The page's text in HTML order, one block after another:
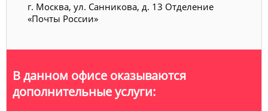
г. Москва, ул. Санникова, д. 13 Отделение
«Почты России»
В данном офисе оказываются
дополнительные услуги: